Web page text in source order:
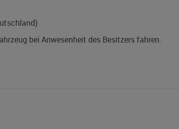
bei Anwesenheit des Besitzers fahren.